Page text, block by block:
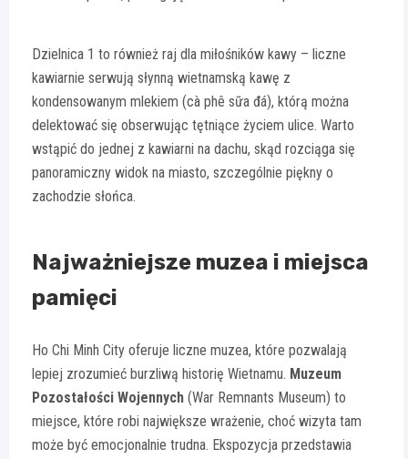
Dzielnica 1 to również raj dla miłośników kawy – liczne
kawiarnie serwują słynną wietnamską kawę z
kondensowanym mlekiem (cà phê sữa đá), którą można
delektować się obserwując tętniące życiem ulice. Warto
wstąpić do jednej z kawiarni na dachu, skąd rozciąga się
panoramiczny widok na miasto, szczególnie piękny o
zachodzie słońca.
Najważniejsze muzea i miejsca
pamięci
Ho Chi Minh City oferuje liczne muzea, które pozwalają
lepiej zrozumieć burzliwą historię Wietnamu. Muzeum
Pozostałości Wojennych (War Remnants Museum) to
miejsce, które robi największe wrażenie, choć wizyta tam
może być emocjonalnie trudna. Ekspozycja przedstawia